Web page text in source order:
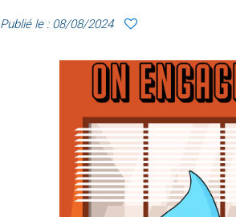
Publié le : 08/08/2024